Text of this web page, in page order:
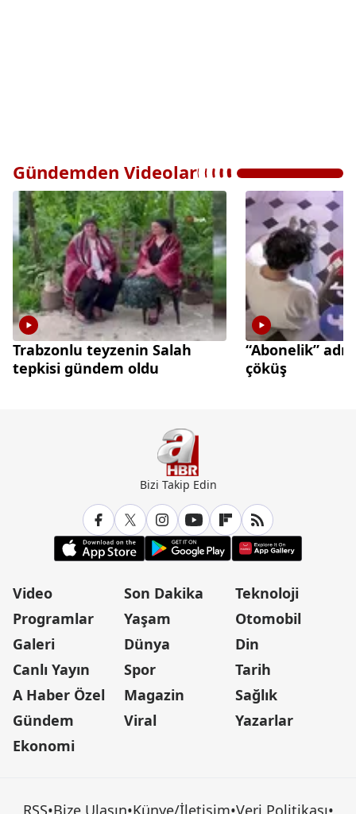
Gündemden Videolar
Trabzonlu teyzenin Salah
tepkisi gündem oldu
“Abonelik” adı
çöküş
Bizi Takip Edin
Video
Programlar
Galeri
Canlı Yayın
A Haber Özel
Gündem
Ekonomi
Son Dakika
Yaşam
Dünya
Spor
Magazin
Viral
Teknoloji
Otomobil
Din
Tarih
Sağlık
Yazarlar
RSS•Bize Ulaşın•Künye/İletişim•Veri Politikası•